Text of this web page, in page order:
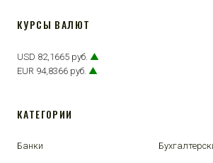
КУРСЫ ВАЛЮТ
USD 82,1665 руб. ▲
EUR 94,8366 руб. ▲
КАТЕГОРИИ
Банки